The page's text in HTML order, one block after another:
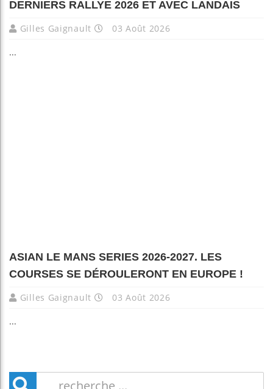
DERNIERS RALLYE 2026 ET AVEC LANDAIS
Gilles Gaignault 03 Août 2026
...
ASIAN LE MANS SERIES 2026-2027. LES
COURSES SE DÉROULERONT EN EUROPE !
Gilles Gaignault 03 Août 2026
...